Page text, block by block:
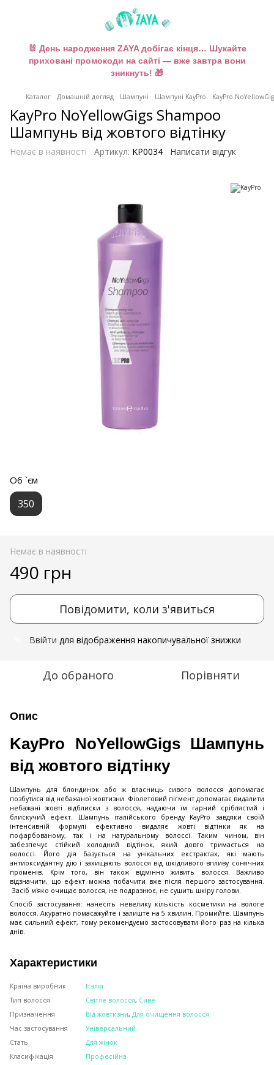
🐰 День народження ZAYA добігає кінця… Шукайте
приховані промокоди на сайті — вже завтра вони
зникнуть! 🎁
Каталог Домашній догляд Шампуні Шампуні KayPro KayPro
KayPro NoYellowGigs Shampoo
Шампунь від жовтого відтінку
Немає в наявності Артикул: KP0034 Написати відгук
Об `єм
350
Немає в наявності
490 грн
Повідомити, коли з'явиться
Ввійти для відображення накопичувальної знижки
До обраного Порівняти
Опис
KayPro NoYellowGigs Шампунь
від жовтого відтінку
Шампунь для блондинок або ж власниць сивого волосся допомагає
позбутися від небажаної жовтизни. Фіолетовий пігмент допомагає видалити
небажані жовті відблиски з волосся, надаючи їм гарний сріблястий і
блискучий ефект. Шампунь італійського бренду KayPro завдяки своїй
інтенсивній формулі ефективно видаляє жовті відтінки як на
пофарбованому, так і на натуральному волоссі. Таким чином, він
забезпечує стійкий холодний відтінок, який довго тримається на
волоссі. Його дія базується на унікальних екстрактах, які мають
антиоксидантну дію і захищають волосся від шкідливого впливу сонячних
променів. Крім того, він також відмінно живить волосся. Важливо
відзначити, що ефект можна побачити вже після першого застосування.
Засіб м'яко очищає волосся, не подразнює, не сушить шкіру голови.
Спосіб застосування: нанесіть невелику кількість косметики на вологе
волосся. Акуратно помасажуйте і залиште на 5 хвилин. Промийте. Шампунь
має сильний ефект, тому рекомендуємо застосовувати його раз на кілька
днів.
Характеристики
Країна виробник
Італія
Тип волосся
Світле волосся, Сиве
Призначення
Від жовтизни, Для очищення волосся
Час застосування
Універсальний
Стать
Для жінок
Класифікація
Професійна